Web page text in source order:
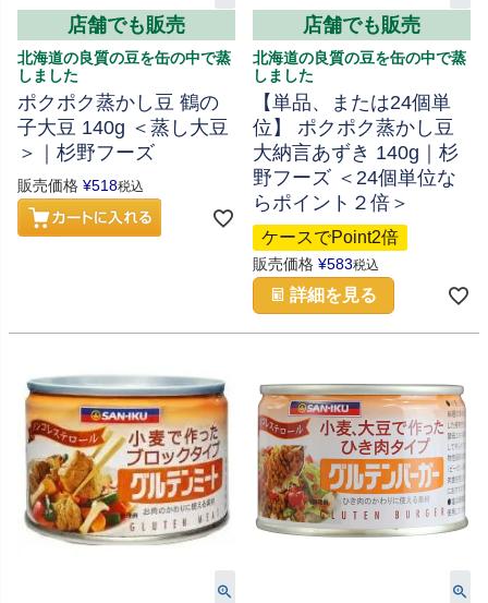
店舗でも販売
北海道の良質の豆を缶の中で蒸
しました
ポクポク蒸かし豆 鶴の
子大豆 140g ＜蒸し大豆
＞｜杉野フーズ
販売価格 ¥518税込
店舗でも販売
北海道の良質の豆を缶の中で蒸
しました
【単品、または24個単
位】 ポクポク蒸かし豆
大納言あずき 140g｜杉
野フーズ ＜24個単位な
らポイント２倍＞
ケースでPoint2倍
販売価格 ¥583税込
詳細を見る